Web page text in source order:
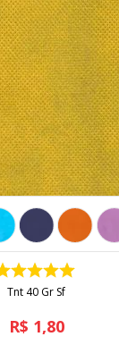
COMPRAR
Tnt 40 Gr Sf
R$ 1,80